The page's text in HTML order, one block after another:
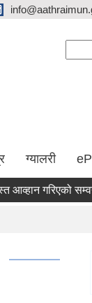
ग्यालरी
गरिएको सम्वन्धमा